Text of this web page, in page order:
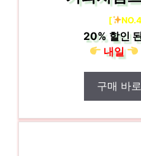
[
20%할인
내일
구매 바